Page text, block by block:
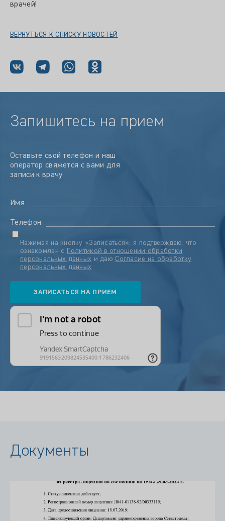
врачей!
ВЕРНУТЬСЯ К СПИСКУ НОВОСТЕЙ
Запишитесь на прием
Оставьте свой телефон и наш
оператор свяжется с вами для
записи к врачу
Имя
Телефон
Нажимая на кнопку «Записаться», я подтверждаю, что
ознакомлен с
Политикой в отношении обработки
персональных данных и даю Согласие на обработку
персональных данных
Документы